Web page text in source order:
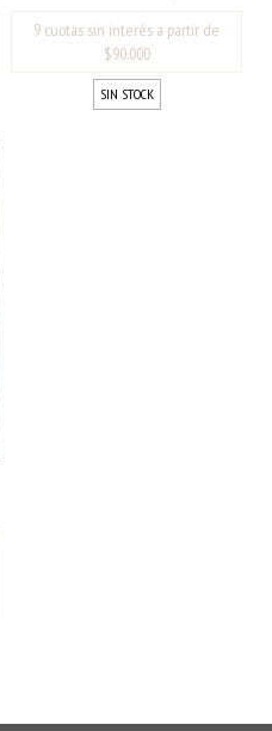
SIN STOCK